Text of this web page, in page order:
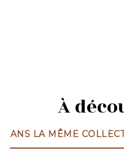
À
DANS LA MÊME